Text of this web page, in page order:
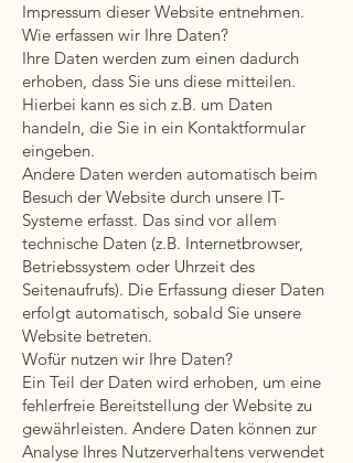
Impressum dieser Website entnehmen.
Wie erfassen wir Ihre Daten?
Ihre Daten werden zum einen dadurch
erhoben, dass Sie uns diese mitteilen.
Hierbei kann es sich z.B. um Daten
handeln, die Sie in ein Kontaktformular
eingeben.
Andere Daten werden automatisch beim
Besuch der Website durch unsere IT-
Systeme erfasst. Das sind vor allem
technische Daten (z.B. Internetbrowser,
Betriebssystem oder Uhrzeit des
Seitenaufrufs). Die Erfassung dieser Daten
erfolgt automatisch, sobald Sie unsere
Website betreten.
Wofür nutzen wir Ihre Daten?
Ein Teil der Daten wird erhoben, um eine
fehlerfreie Bereitstellung der Website zu
gewährleisten. Andere Daten können zur
Analyse Ihres Nutzerverhaltens verwendet